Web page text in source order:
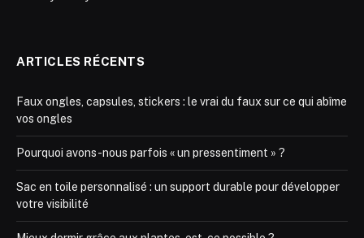
ARTICLES RÉCENTS
Faux ongles, capsules, stickers : le vrai du faux sur ce qui abîme
vos ongles
Pourquoi avons-nous parfois « un pressentiment » ?
Sac en toile personnalisé : un support durable pour développer
votre visibilité